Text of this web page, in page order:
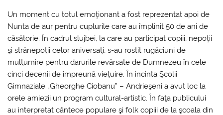
Un moment cu totul emoţionant a fost reprezentat apoi de
Nunta de aur pentru cuplurile care au împlinit 50 de ani de
căsătorie. În cadrul slujbei, la care au participat copiii, nepoţii
şi strănepoţii celor aniversaţi, s-au rostit rugăciuni de
mulţumire pentru darurile revărsate de Dumnezeu în cele
cinci decenii de împreună vieţuire. În incinta Şcolii
Gimnaziale „Gheorghe Ciobanu” – Andrieşeni a avut loc la
orele amiezii un program cultural-artistic. În faţa publicului
au interpretat cântece populare şi folk copiii de la şcoala din